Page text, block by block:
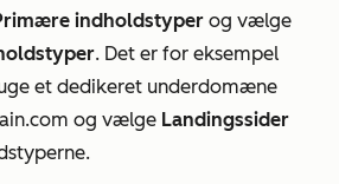
indholdstyper og vælge
. Det er for eksempel
et dedikeret underdomæne
og vælge Landingssider